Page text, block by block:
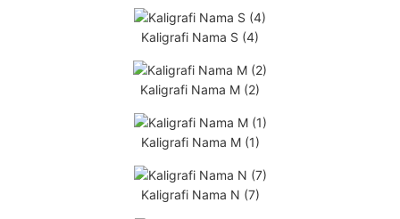
Kaligrafi Nama S (4)
Kaligrafi Nama M (2)
Kaligrafi Nama M (1)
Kaligrafi Nama N (7)